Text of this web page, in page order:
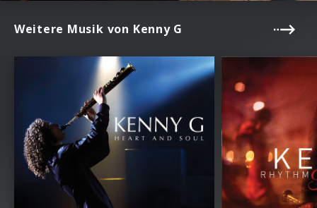
Weitere Musik von Kenny G